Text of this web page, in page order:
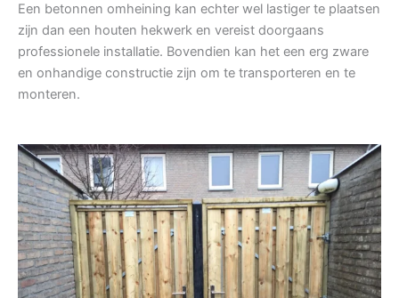
Een betonnen omheining kan echter wel lastiger te plaatsen
zijn dan een houten hekwerk en vereist doorgaans
professionele installatie. Bovendien kan het een erg zware
en onhandige constructie zijn om te transporteren en te
monteren.